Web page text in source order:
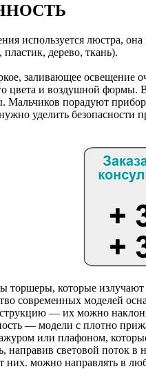
используется люстра,
дерево, ткань).
заливающее освещение
цвета и воздушной
Мальчиков порадуют
уделить
торшеры, которые
современных моделей
— их можно
— модели с плотно
или плафоном,
направив световой поток
них. можно направлять в